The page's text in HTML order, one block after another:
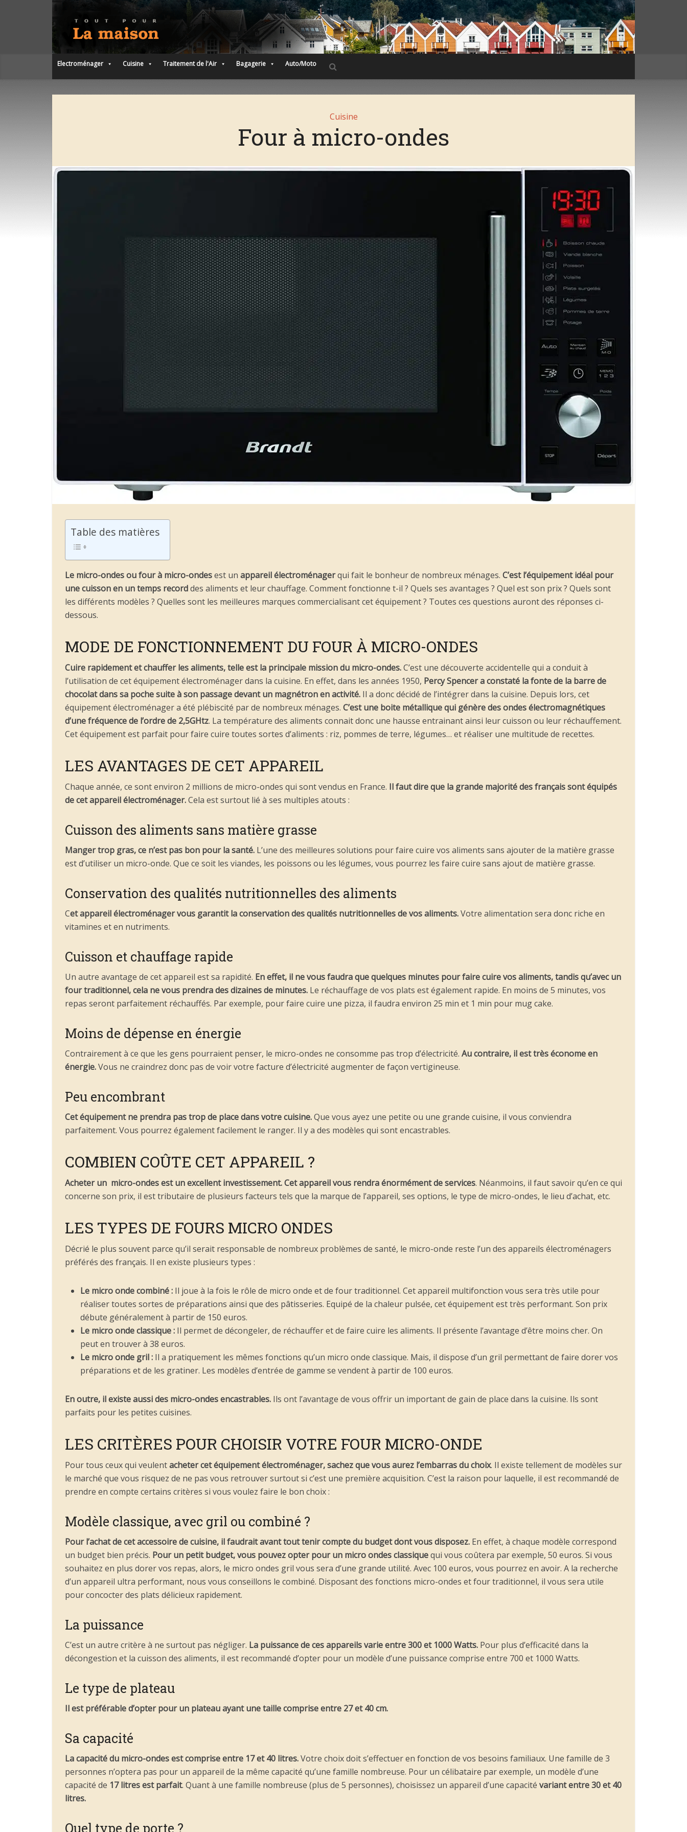
Electroménager Cuisine Traitement de l'Air Bagagerie Auto/Moto
Cuisine
Four à micro-ondes
Table des matières
Le micro-ondes ou four à micro-ondesest un appareil électroménagerqui fait le bonheur de nombreux ménages. C’est l’équipement idéal pour
une cuisson en un temps recorddes aliments et leur chauffage. Comment fonctionne t-il ? Quels ses avantages ? Quel est son prix ? Quels sont
les différents modèles ? Quelles sont les meilleures marques commercialisant cet équipement ? Toutes ces questions auront des réponses ci-
dessous.
MODE DE FONCTIONNEMENT DU FOUR À MICRO-ONDES
Cuire rapidement et chauffer les aliments, telle est la principale mission du micro-ondes.C’est une découverte accidentelle qui a conduit à
l’utilisation de cet équipement électroménager dans la cuisine. En effet, dans les années 1950, Percy Spencer a constaté la fonte de la barre de
chocolat dans sa poche suite à son passage devant un magnétron en activité. Il a donc décidé de l’intégrer dans la cuisine. Depuis lors, cet
équipement électroménager a été plébiscité par de nombreux ménages. C’est une boite métallique qui génère des ondes électromagnétiques
d’une fréquence de l’ordre de 2,5GHtz. La température des aliments connait donc une hausse entrainant ainsi leur cuisson ou leur réchauffement.
Cet équipement est parfait pour faire cuire toutes sortes d’aliments : riz, pommes de terre, légumes… et réaliser une multitude de recettes.
LES AVANTAGES DE CET APPAREIL
Chaque année, ce sont environ 2 millions de micro-ondes qui sont vendus en France. Il faut dire que la grande majorité des français sont équipés
de cet appareil électroménager.Cela est surtout lié à ses multiples atouts :
Cuisson des aliments sans matière grasse
Manger trop gras, ce n’est pas bon pour la santé. L’une des meilleures solutions pour faire cuire vos aliments sans ajouter de la matière grasse
est d’utiliser un micro-onde. Que ce soit les viandes, les poissons ou les légumes, vous pourrez les faire cuire sans ajout de matière grasse.
Conservation des qualités nutritionnelles des aliments
Cet appareil électroménager vous garantit la conservation des qualités nutritionnelles de vos aliments.Votre alimentation sera donc riche en
vitamines et en nutriments.
Cuisson et chauffage rapide
Un autre avantage de cet appareil est sa rapidité. En effet, il ne vous faudra que quelques minutes pour faire cuire vos aliments, tandis qu’avec un
four traditionnel, cela ne vous prendra des dizaines de minutes. Le réchauffage de vos plats est également rapide. En moins de 5 minutes, vos
repas seront parfaitement réchauffés. Par exemple, pour faire cuire une pizza, il faudra environ 25 min et 1 min pour mug cake.
Moins de dépense en énergie
Contrairement à ce que les gens pourraient penser, le micro-ondes ne consomme pas trop d’électricité. Au contraire, il est très économe en
énergie.Vous ne craindrez donc pas de voir votre facture d’électricité augmenter de façon vertigineuse.
Peu encombrant
Cet équipement ne prendra pas trop de place dans votre cuisine.Que vous ayez une petite ou une grande cuisine, il vous conviendra
parfaitement. Vous pourrez également facilement le ranger. Il y a des modèles qui sont encastrables.
COMBIEN COÛTE CET APPAREIL ?
Acheter un micro-ondes est un excellent investissement.Cet appareil vous rendra énormément de services. Néanmoins, il faut savoir qu’en ce qui
concerne son prix, il est tributaire de plusieurs facteurs tels que la marque de l’appareil, ses options, le type de micro-ondes, le lieu d’achat, etc.
LES TYPES DE FOURS MICRO ONDES
Décrié le plus souvent parce qu’il serait responsable de nombreux problèmes de santé, le micro-onde reste l’un des appareils électroménagers
préférés des français. Il en existe plusieurs types :
Le micro onde combiné : Il joue à la fois le rôle de micro onde et de four traditionnel. Cet appareil multifonction vous sera très utile pour
réaliser toutes sortes de préparations ainsi que des pâtisseries. Equipé de la chaleur pulsée, cet équipement est très performant. Son prix
débute généralement à partir de 150 euros.
Le micro onde classique : Il permet de décongeler, de réchauffer et de faire cuire les aliments. Il présente l’avantage d’être moins cher. On
peut en trouver à 38 euros.
Le micro onde gril : Il a pratiquement les mêmes fonctions qu’un micro onde classique. Mais, il dispose d’un gril permettant de faire dorer vos
préparations et de les gratiner. Les modèles d’entrée de gamme se vendent à partir de 100 euros.
En outre, il existe aussi des micro-ondes encastrables. Ils ont l’avantage de vous offrir un important de gain de place dans la cuisine. Ils sont
parfaits pour les petites cuisines.
LES CRITÈRES POUR CHOISIR VOTRE FOUR MICRO-ONDE
Pour tous ceux qui veulentacheter cet équipement électroménager, sachez que vous aurez l’embarras du choix. Il existe tellement de modèles sur
le marché que vous risquez de ne pas vous retrouver surtout si c’est une première acquisition. C’est la raison pour laquelle, il est recommandé de
prendre en compte certains critères si vous voulez faire le bon choix :
Modèle classique, avec gril ou combiné ?
Pour l’achat de cet accessoire de cuisine, il faudrait avant tout tenir compte du budget dont vous disposez. En effet, à chaque modèle correspond
un budget bien précis. Pour un petit budget, vous pouvez opter pour un micro ondes classiquequi vous coûtera par exemple, 50 euros. Si vous
souhaitez en plus dorer vos repas, alors, le micro ondes gril vous sera d’une grande utilité. Avec 100 euros, vous pourrez en avoir. A la recherche
d’un appareil ultra performant, nous vous conseillons le combiné. Disposant des fonctions micro-ondes et four traditionnel, il vous sera utile
pour concocter des plats délicieux rapidement.
La puissance
C’est un autre critère à ne surtout pas négliger. La puissance de ces appareils varie entre 300 et 1000 Watts. Pour plus d’efficacité dans la
décongestion et la cuisson des aliments, il est recommandé d’opter pour un modèle d’une puissance comprise entre 700 et 1000 Watts.
Le type de plateau
Il est préférable d’opter pour un plateau ayant une taille comprise entre 27 et 40 cm.
Sa capacité
La capacité du micro-ondes est comprise entre 17 et 40 litres.Votre choix doit s’effectuer en fonction de vos besoins familiaux. Une famille de 3
personnes n’optera pas pour un appareil de la même capacité qu’une famille nombreuse. Pour un célibataire par exemple, un modèle d’une
capacité de 17 litres est parfait. Quant à une famille nombreuse (plus de 5 personnes), choisissez un appareil d’une capacité variant entre 30 et 40
litres.
Quel type de porte ?